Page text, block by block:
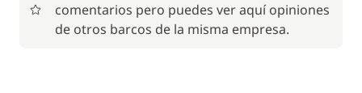
Aire Acondicionado Incluido en el precio
—
comentarios pero puedes ver aquí opiniones
de otros barcos de la misma empresa.